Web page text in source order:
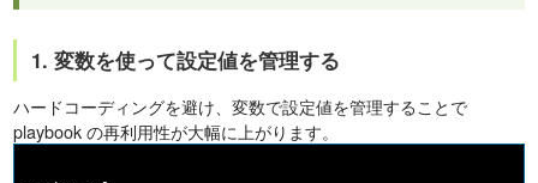
1. 変数を使って設定値を管理する
ハードコーディングを避け、変数で設定値を管理することで
playbook の再利用性が大幅に上がります。